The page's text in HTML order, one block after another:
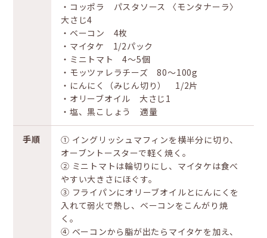
・コッポラ パスタソース 〈モンタナーラ〉
大さじ4
・ベーコン 4枚
・マイタケ 1/2パック
・ミニトマト 4〜5個
・モッツァレラチーズ 80〜100g
・にんにく（みじん切り） 1/2片
・オリーブオイル 大さじ1
・塩、黒こしょう 適量
手順
① イングリッシュマフィンを横半分に切り、
オーブントースターで軽く焼く。
② ミニトマトは輪切りにし、マイタケは食べ
やすい大きさにほぐす。
③ フライパンにオリーブオイルとにんにくを
入れて弱火で熱し、ベーコンをこんがり焼
く。
④ ベーコンから脂が出たらマイタケを加え、